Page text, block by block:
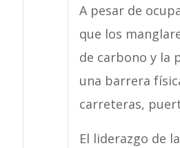
A pesar de
que los
de carbono y la
una barrera
carreteras,
El liderazgo de